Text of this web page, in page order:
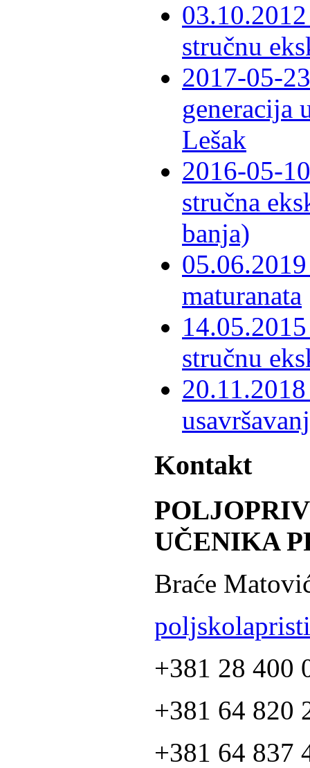
stručnu
2017-05-
generacija
Lešak
2016-05-
stručna
banja)
maturanata
stručnu
Kontakt
UČENIKA
Braće
+381 28 400
+381 64 820
+381 64 837